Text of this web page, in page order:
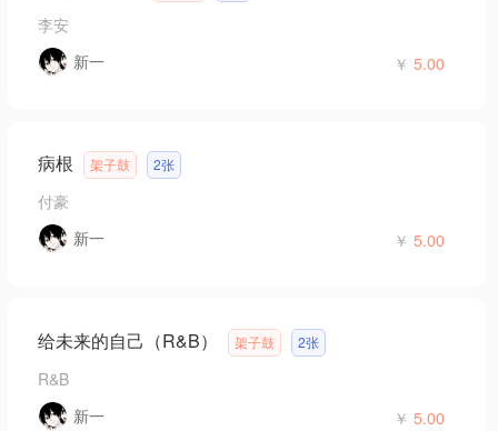
李安
新一
￥ 5.00
病根 架子鼓 2张
付豪
新一
￥ 5.00
给未来的自己（R&B） 架子鼓 2张
R&B
新一
￥ 5.00